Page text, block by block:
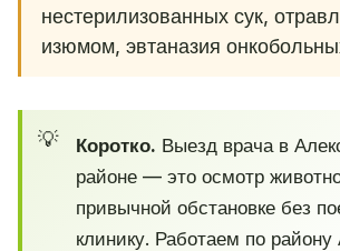
нестерилизованных сук,
изюмом, эвтаназия
Коротко. Выезд врача в
районе — это осмотр
привычной обстановке без
клинику. Работаем по району